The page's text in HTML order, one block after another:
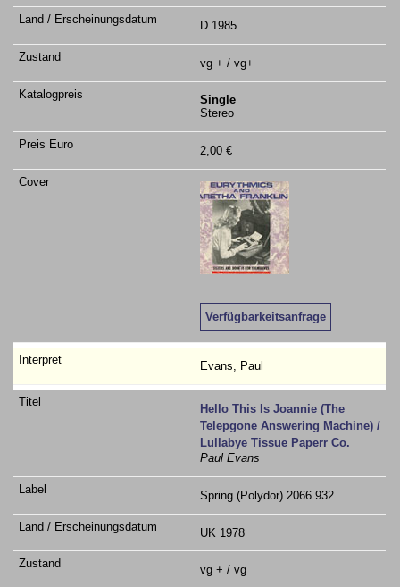
D 1985
vg + / vg+
Single
Stereo
2,00 €
Verfügbarkeitsanfrage
Evans, Paul
Hello This Is Joannie (The
Telepgone Answering Machine) /
Lullabye Tissue Paperr Co.
Paul Evans
Spring (Polydor) 2066 932
UK 1978
vg + / vg